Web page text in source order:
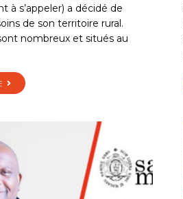
à s’appeler) a décidé de
de son territoire rural.
nombreux et situés au